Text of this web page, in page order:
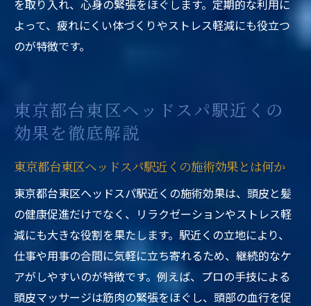
を取り入れ、心身の緊張をほぐします。定期的な利用に
よって、疲れにくい体づくりやストレス軽減にも役立つ
のが特徴です。
東京都台東区ヘッドスパ駅近くの
効果を徹底解説
東京都台東区ヘッドスパ駅近くの施術効果とは何か
東京都台東区ヘッドスパ駅近くの施術効果は、頭皮と髪
の健康促進だけでなく、リラクゼーションやストレス軽
減にも大きな役割を果たします。駅近くの立地により、
仕事や用事の合間に気軽に立ち寄れるため、継続的なケ
アがしやすいのが特徴です。例えば、プロの手技による
頭皮マッサージは筋肉の緊張をほぐし、頭部の血行を促